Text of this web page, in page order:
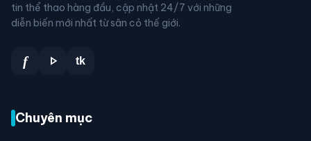
tin thể thao hàng đầu, cập nhật 24/7 với những
diễn biến mới nhất từ sân cỏ thế giới.
f play_arrow tk
Chuyên mục